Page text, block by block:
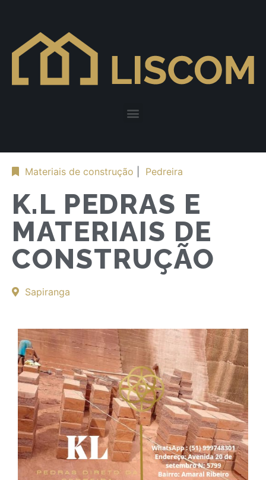
Materiais de construção Pedreira
K.L PEDRAS E
MATERIAIS DE
CONSTRUÇÃO
Sapiranga